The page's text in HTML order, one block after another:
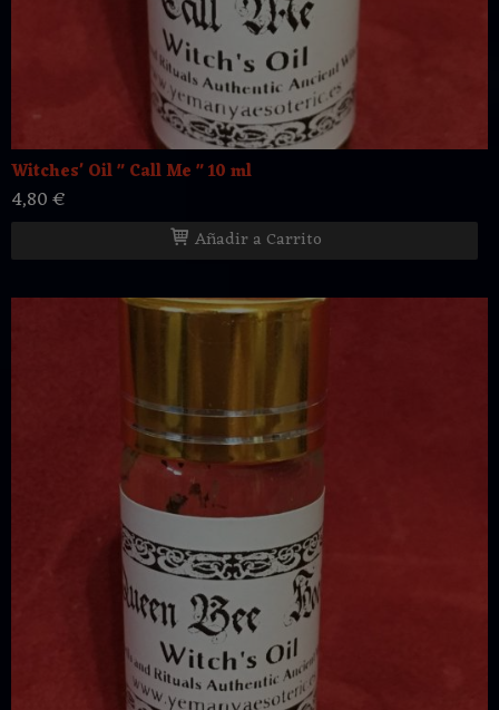
Witches' Oil " Call Me " 10 ml
4,80 €
Añadir a Carrito